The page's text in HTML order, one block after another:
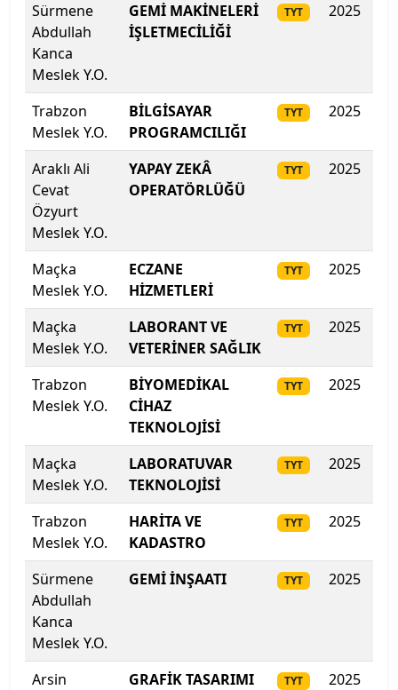
Kıbrıs Amerikan Üniversitesi
Kıbrıs Aydın Üniversitesi
Kıbrıs Batı Üniversitesi
Kıbrıs Sağlık ve Toplum Bilimleri Üniversitesi
Kırgızistan-Türkiye Manas Üniversitesi
Kırıkkale Üniversitesi
Kırklareli Üniversitesi
Kırşehir Ahi Evran Üniversitesi
Kilis 7 Aralık Üniversitesi
Kocaeli Sağlık ve Teknoloji Üniversitesi
Kocaeli Üniversitesi
Koç Üniversitesi
Konya Gıda ve Tarım Üniversitesi
Konya Teknik Üniversitesi
KTO Karatay Üniversitesi
Kütahya Dumlupınar Üniversitesi
Sürmene
Abdullah
Kanca
Meslek Y.O.
GEMİ MAKİNELERİ
İŞLETMECİLİĞİ
TYT 2025
Trabzon
Meslek Y.O.
BİLGİSAYAR
PROGRAMCILIĞI
TYT 2025
Araklı Ali
Cevat
Özyurt
Meslek Y.O.
YAPAY ZEKÂ
OPERATÖRLÜĞÜ
TYT 2025
Maçka
Meslek Y.O.
ECZANE
HİZMETLERİ
TYT 2025
Maçka
Meslek Y.O.
LABORANT VE
VETERİNER SAĞLIK
TYT 2025
Trabzon
Meslek Y.O.
BİYOMEDİKAL
CİHAZ
TEKNOLOJİSİ
TYT 2025
Maçka
Meslek Y.O.
LABORATUVAR
TEKNOLOJİSİ
TYT 2025
Trabzon
Meslek Y.O.
HARİTA VE
KADASTRO
TYT 2025
Sürmene
Abdullah
Kanca
Meslek Y.O.
GEMİ İNŞAATI TYT 2025
Arsin
GRAFİK TASARIMI TYT 2025